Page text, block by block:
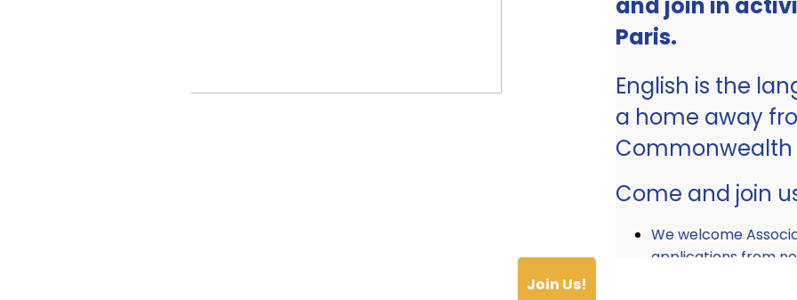
Paris.
English is the
a home away
Come and join
We welcome
applications from
Join Us!